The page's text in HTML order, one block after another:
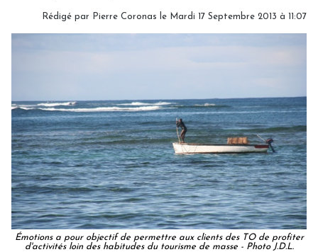
Rédigé par Pierre Coronas le Mardi 17 Septembre 2013 à 11:07
Émotions a pour objectif de permettre aux clients des TO de profiter
d'activités loin des habitudes du tourisme de masse - Photo J.D.L.